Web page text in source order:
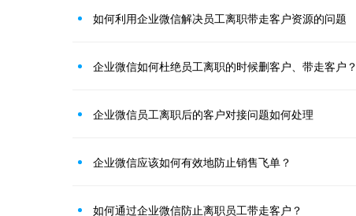
如何利用企业微信解决员工离职带走客户资源的问题
企业微信如何杜绝员工离职的时候删客户、带走客户？
企业微信员工离职后的客户对接问题如何处理
企业微信应该如何有效地防止销售飞单？
如何通过企业微信防止离职员工带走客户？